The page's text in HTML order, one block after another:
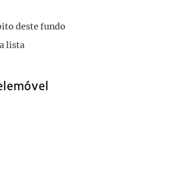
deste fundo
lista